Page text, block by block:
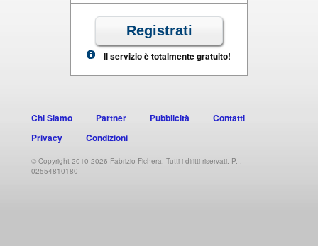
Il servizio è totalmente gratuito!
Chi Siamo Partner Pubblicità
Contatti
Privacy
Condizioni
© Copyright 2010-2026 Fabrizio Fichera. Tutti i diritti riservati. P.I.
02554810180